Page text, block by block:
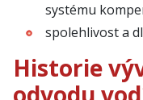
systému
spolehlivost a
Historie